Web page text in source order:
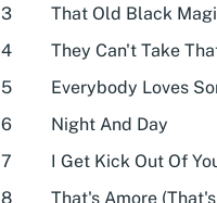
3
That Old Black
4
They Can't Take
5
Everybody Loves
6
Night And Day
7
I Get Kick Out Of
8
That's Amore